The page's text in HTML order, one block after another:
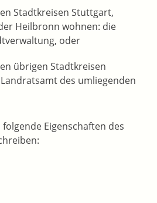
Stadtkreisen Stuttgart,
Heilbronn wohnen: die
oder
übrigen Stadtkreisen
des umliegenden
Eigenschaften des